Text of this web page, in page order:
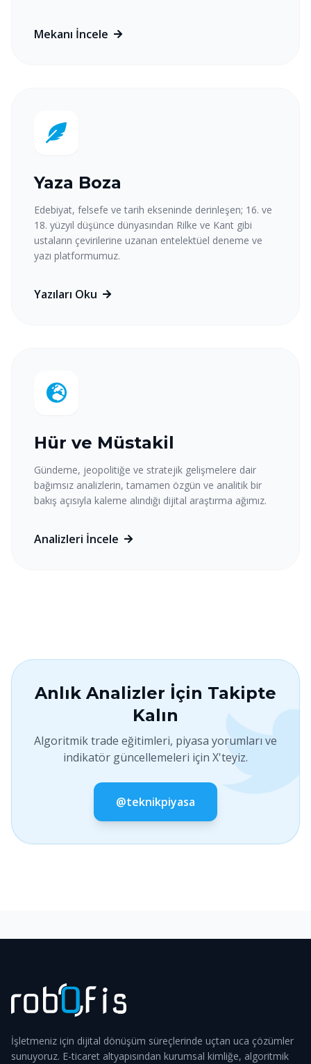
Mekanı İncele
Yaza Boza
Edebiyat, felsefe ve tarih ekseninde derinleşen; 16. ve
18. yüzyıl düşünce dünyasından Rilke ve Kant gibi
ustaların çevirilerine uzanan entelektüel deneme ve
yazı platformumuz.
Yazıları Oku
Hür ve Müstakil
Gündeme, jeopolitiğe ve stratejik gelişmelere dair
bağımsız analizlerin, tamamen özgün ve analitik bir
bakış açısıyla kaleme alındığı dijital araştırma ağımız.
Analizleri İncele
Anlık Analizler İçin Takipte
Kalın
Algoritmik trade eğitimleri, piyasa yorumları ve
indikatör güncellemeleri için X'teyiz.
@teknikpiyasa
İşletmeniz için dijital dönüşüm süreçlerinde uçtan uca çözümler
sunuyoruz. E-ticaret altyapısından kurumsal kimliğe, algoritmik